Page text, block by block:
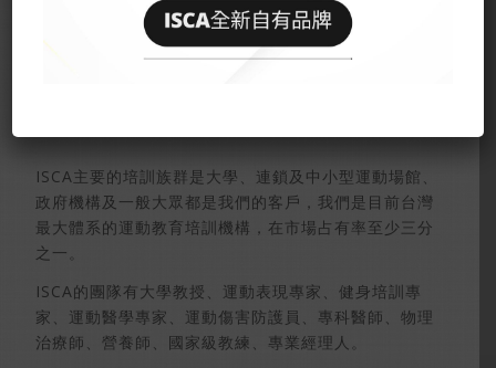
國際運動教練協會，為促進國際運動教育，提升全球專
業運動教育訓練，已培訓將近10萬人以上專業教練，目
ISCA主要的培訓族群是大學、連鎖及中小型運動場館、
政府機構及一般大眾都是我們的客戶，我們是目前台灣
最大體系的運動教育培訓機構，在市場占有率至少三分
之一。
ISCA的團隊有大學教授、運動表現專家、健身培訓專
家、運動醫學專家、運動傷害防護員、專科醫師、物理
治療師、營養師、國家級教練、專業經理人。